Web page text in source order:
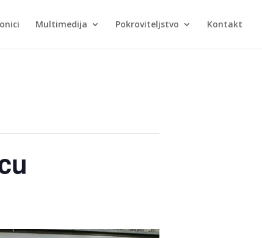
Multimedija Pokroviteljstvo Kontakt